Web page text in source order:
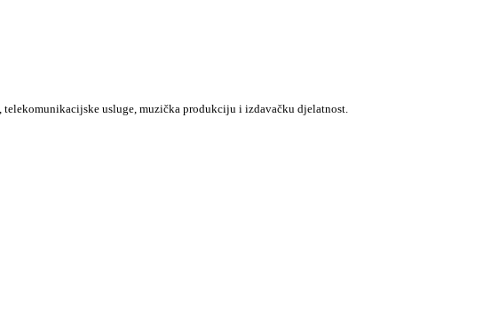
usluge, muzička produkciju i izdavačku djelatnost.